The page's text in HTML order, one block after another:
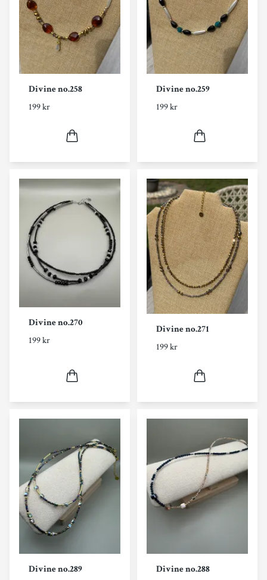
Divine no.258
199 kr
Divine no.259
199 kr
Divine no.270
199 kr
Divine no.271
199 kr
Divine no.289
Divine no.288